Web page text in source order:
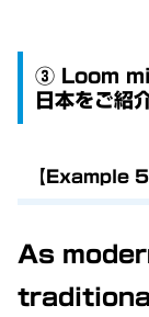
③ Loom
日本をご紹介
【Example 5
As